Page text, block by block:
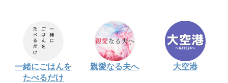
一緒にごはんを
たべるだけ
親愛なる夫へ 大空港